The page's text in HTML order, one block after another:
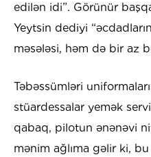
edilən idi”. Görünür
Yeytsin dediyi
məsələsi, həm də bir az
Təbəssümləri
stüardessalar yemək
qabaq, pilotun ənənəvi
mənim ağlıma gəlir ki,